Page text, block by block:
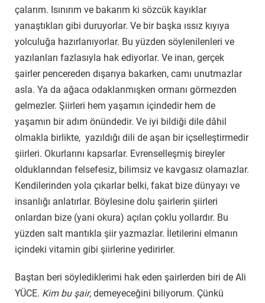
çalarım. Isınırım ve bakarım ki sözcük kayıklar
yanaştıkları gibi duruyorlar. Ve bir başka ıssız kıyıya
yolculuğa hazırlanıyorlar. Bu yüzden söylenilenleri ve
yazılanları fazlasıyla hak ediyorlar. Ve inan, gerçek
şairler pencereden dışarıya bakarken, camı unutmazlar
asla. Ya da ağaca odaklanmışken ormanı görmezden
gelmezler. Şiirleri hem yaşamın içindedir hem de
yaşamın bir adım önündedir. Ve iyi bildiği dile dâhil
olmakla birlikte, yazıldığı dili de aşan bir içselleştirmedir
şiirleri. Okurlarını kapsarlar. Evrenselleşmiş bireyler
olduklarından felsefesiz, bilimsiz ve kavgasız olamazlar.
Kendilerinden yola çıkarlar belki, fakat bize dünyayı ve
insanlığı anlatırlar. Böylesine dolu şairlerin şiirleri
onlardan bize (yani okura) açılan çoklu yollardır. Bu
yüzden salt mantıkla şiir yazmazlar. İletilerini elmanın
içindeki vitamin gibi şiirlerine yedirirler.
Baştan beri söylediklerimi hak eden şairlerden biri de Ali
YÜCE. Kim bu şair, demeyeceğini biliyorum. Çünkü